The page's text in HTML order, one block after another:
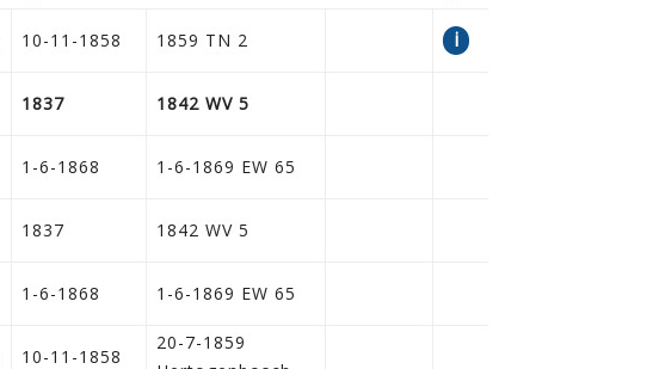
10-11-1858 1859 TN 2 i
1837 1842 WV 5
1-6-1868 1-6-1869 EW 65
1837 1842 WV 5
1-6-1868 1-6-1869 EW 65
10-11-1858
20-7-1859